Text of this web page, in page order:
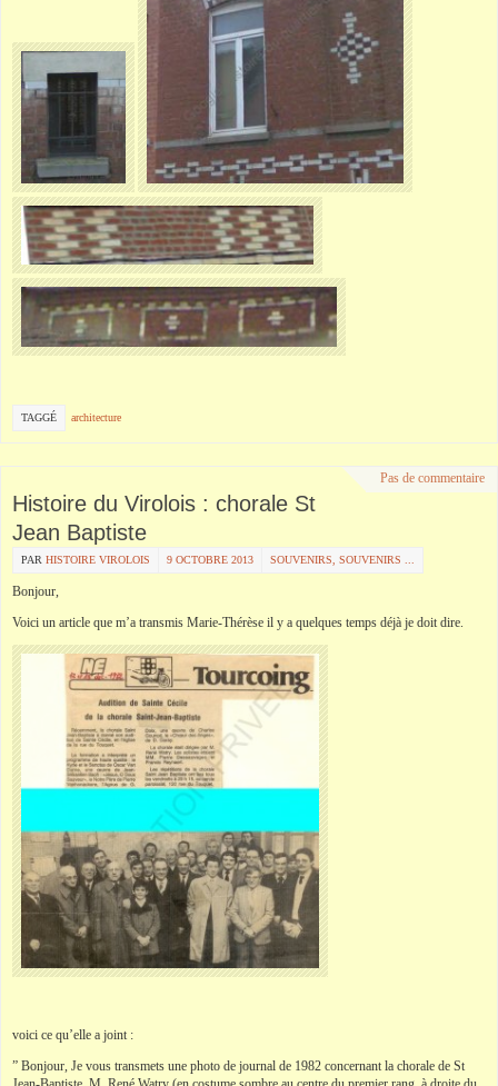
TAGGÉ architecture
Pas de commentaire
Histoire du Virolois : chorale St
Jean Baptiste
PAR HISTOIRE VIROLOIS 9 OCTOBRE 2013 SOUVENIRS, SOUVENIRS ...
Bonjour,
Voici un article que m’a transmis Marie-Thérèse il y a quelques temps déjà je doit dire.
voici ce qu’elle a joint :
” Bonjour, Je vous transmets une photo de journal de 1982 concernant la chorale de St